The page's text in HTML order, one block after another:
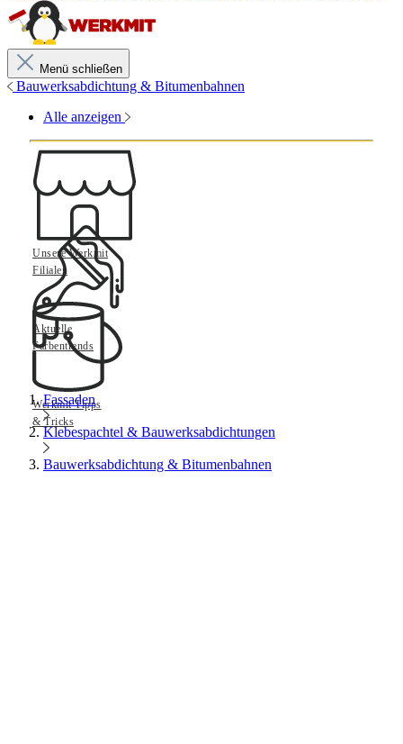
Menü schließen
Bauwerksabdichtung & Bitumenbahnen
Alle anzeigen
Unsere Werkmit
Filialen
Aktuelle
Farbentrends
Werkmit Tipps
& Tricks
Fassaden
Klebespachtel & Bauwerksabdichtungen
Bauwerksabdichtung & Bitumenbahnen